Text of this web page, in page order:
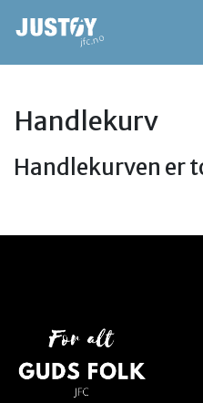
Handlekurv
Handlekurven er